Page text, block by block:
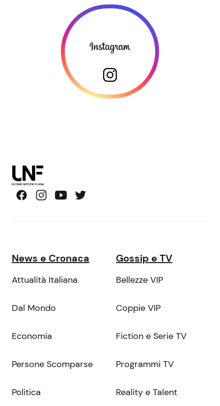
News e Cronaca
Attualità Italiana
Dal Mondo
Economia
Persone Scomparse
Politica
Gossip e TV
Bellezze VIP
Coppie VIP
Fiction e Serie TV
Programmi TV
Reality e Talent